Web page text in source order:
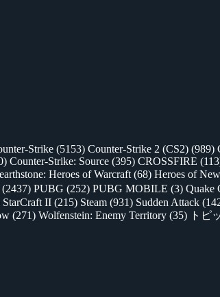
Strike (5153) Counter-Strike 2 (CS2) (989)
Counter-Strike: Source (395) CROSSFIRE
Heroes of Warcraft (68) Heroes of
(2437) PUBG (252) PUBG MOBILE (3) Quake
StarCraft II (215) Steam (931) Sudden Attack
(271) Wolfenstein: Enemy Territory (35) トピ